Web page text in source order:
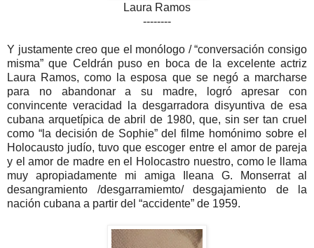
Laura Ramos
--------
Y justamente creo que el monólogo / “conversación consigo
misma” que Celdrán puso en boca de la excelente actriz
Laura Ramos, como la esposa que se negó a marcharse
para no abandonar a su madre, logró apresar con
convincente veracidad la desgarradora disyuntiva de esa
cubana arquetípica de abril de 1980, que, sin ser tan cruel
como “la decisión de Sophie” del filme homónimo sobre el
Holocausto judío, tuvo que escoger entre el amor de pareja
y el amor de madre en el Holocastro nuestro, como le llama
muy apropiadamente mi amiga Ileana G. Monserrat al
desangramiento /desgarramiemto/ desgajamiento de la
nación cubana a partir del “accidente” de 1959.